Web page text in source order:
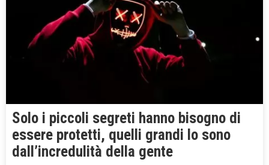
Solo i piccoli segreti hanno bisogno di
essere protetti, quelli grandi lo sono
dall’incredulità della gente